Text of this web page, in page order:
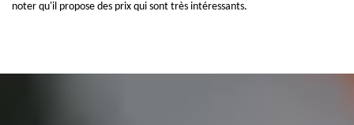
noter qu'il propose des prix qui sont très intéressants.